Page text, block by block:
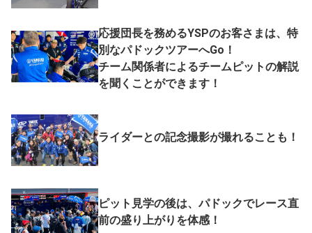
応援団長を務めるYSPのお客さまは、特
別なパドックツアーへGo！
チーム関係者によるチームピットの解説
を聞くことができます！
ライダーとの記念撮影が撮れることも！
ピット見学の後は、パドックでレース直
前の盛り上がりを体感！